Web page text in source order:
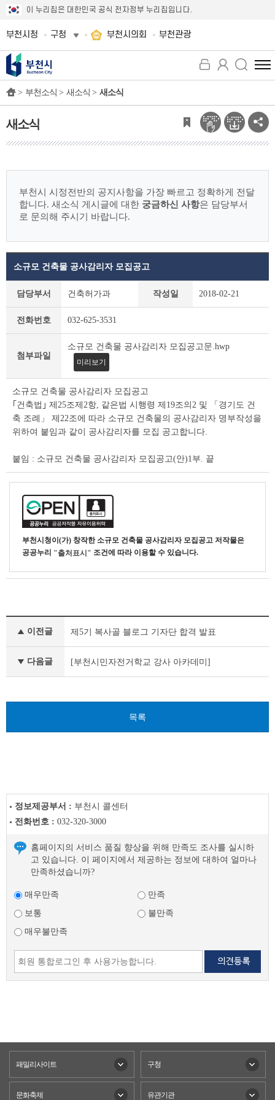
이 누리집은 대한민국 공식 전자정부 누리집입니다.
부천시청 구청 부천시의회 부천관광
전
체
뉴
보
기
> 부천소식 > 새소식 > 새소식
새소식
부천시 시정전반의 공지사항을 가장 빠르고 정확하게 전달
합니다. 새소식 게시글에 대한 궁금하신 사항은 담당부서
로 문의해 주시기 바랍니다.
세
블
소규모 건축물 공사감리자 모집공고
담당부서 건축허가과 작성일 2018-02-21
전화번호 032-625-3531
첨부파일
소규모 건축물 공사감리자 모집공고문.hwp
미리보기
소규모 건축물 공사감리자 모집공고
｢건축법｣ 제25조제2항, 같은법 시행령 제19조의2 및 「경기도 건
축 조례」 제22조에 따라 소규모 건축물의 공사감리자 명부작성을
위하여 붙임과 같이 공사감리자를 모집 공고합니다.
붙임 : 소규모 건축물 공사감리자 모집공고(안)1부. 끝
부천시청이(가) 창작한 소규모 건축물 공사감리자 모집공고 저작물은
공공누리 "출처표시" 조건에 따라 이용할 수 있습니다.
식
이전글 제5기 복사골 블로그 기자단 합격 발표
다음글 [부천시민자전거학교 강사 아카데미]
목록
정보제공부서 : 부천시 콜센터
전화번호 : 032-320-3000
홈페이지의 서비스 품질 향상을 위해 만족도 조사를 실시하
고 있습니다. 이 페이지에서 제공하는 정보에 대하여 얼마나
만족하셨습니까?
매우만족
만족
보통
불만족
매우불만족
패밀리사이트 구청
문화축제 유관기관